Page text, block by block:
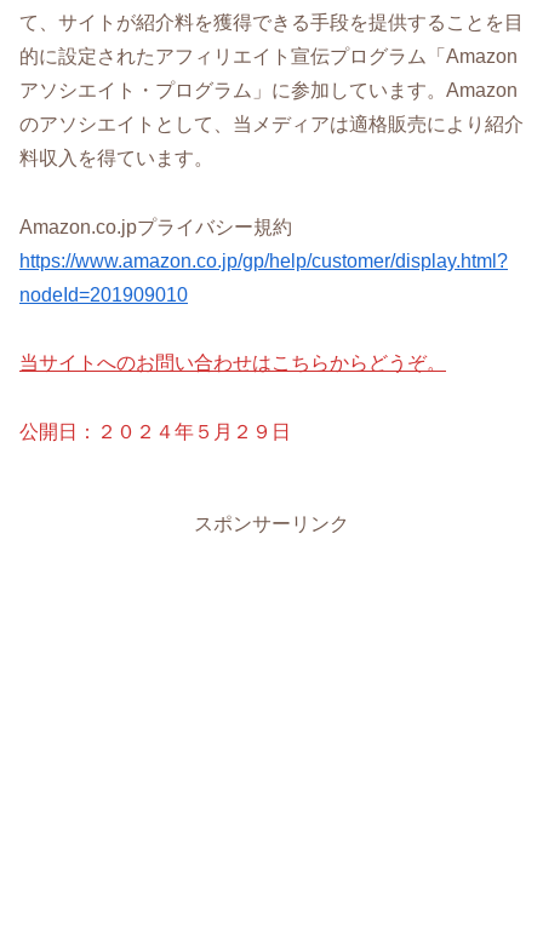
て、サイトが紹介料を獲得できる手段を提供することを目
的に設定されたアフィリエイト宣伝プログラム「Amazon
アソシエイト・プログラム」に参加しています。Amazon
のアソシエイトとして、当メディアは適格販売により紹介
料収入を得ています。
Amazon.co.jpプライバシー規約
https://www.amazon.co.jp/gp/help/customer/display.html?
nodeId=201909010
当サイトへのお問い合わせはこちらからどうぞ。
公開日：２０２４年５月２９日
スポンサーリンク